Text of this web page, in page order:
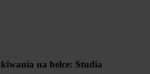
na belce: Studia